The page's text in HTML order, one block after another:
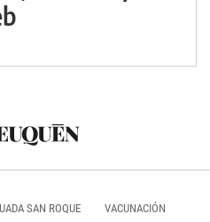
SAN ROQUE VACUNACIÓN